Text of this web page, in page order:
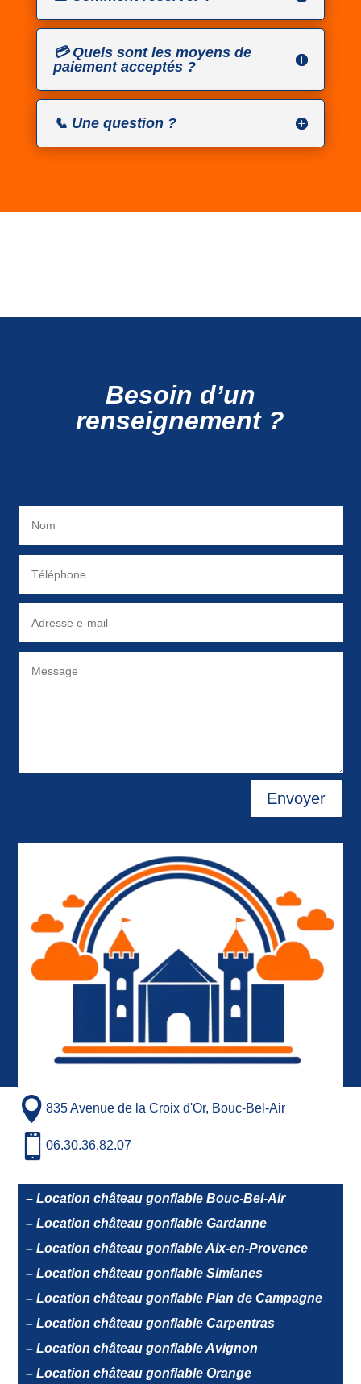
💳 Quels sont les moyens de
paiement acceptés ?
📞 Une question ?
Besoin d’un
renseignement ?
Envoyer
835 Avenue de la Croix d'Or, Bouc-Bel-Air
06.30.36.82.07
– Location château gonflable Bouc-Bel-Air
– Location château gonflable Gardanne
– Location château gonflable Aix-en-Provence
– Location château gonflable Simianes
– Location château gonflable Plan de Campagne
– Location château gonflable Carpentras
– Location château gonflable Avignon
– Location château gonflable Orange